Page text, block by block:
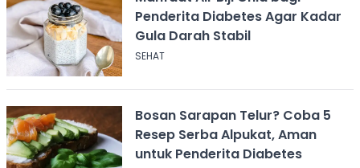
Penderita Diabetes Agar Kadar
Gula Darah Stabil
SEHAT
Bosan Sarapan Telur? Coba 5
Resep Serba Alpukat, Aman
untuk Penderita Diabetes